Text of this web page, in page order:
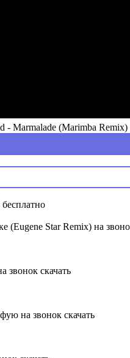
- Marmalade (Marimba Remix)